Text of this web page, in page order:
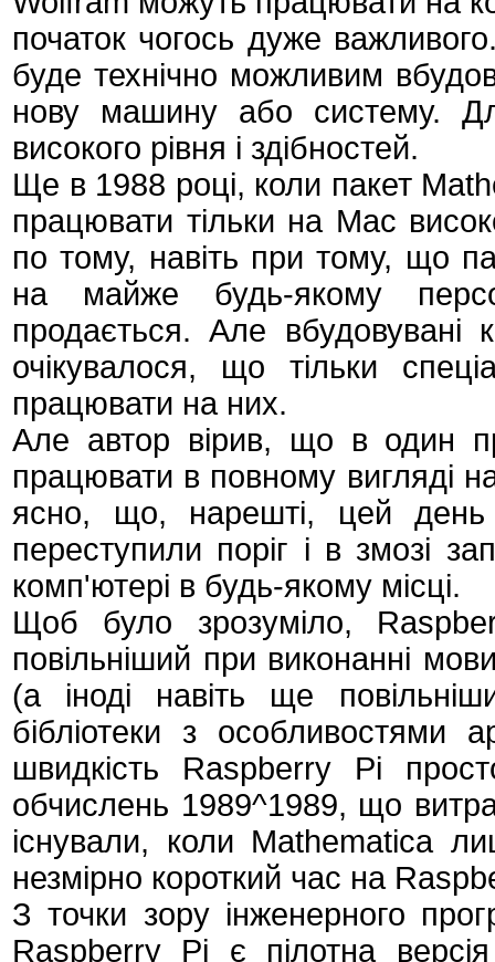
початок чогось дуже
буде технічно можливим
нову машину або систему.
високого рівня і здібностей.
Ще в 1988 році, коли пакет
працювати тільки на Mac
по тому, навіть при тому, що
на майже будь-якому
продається. Але вбудовувані
очікувалося, що тільки
працювати на них.
Але автор вірив, що в один
працювати в повному вигляді
ясно, що, нарешті, цей
переступили поріг і в змозі
комп'ютері в будь-якому місці.
Щоб було зрозуміло,
повільніший при виконанні
(а іноді навіть ще
бібліотеки з особливостями
швидкість Raspberry Pi
обчислень 1989^1989, що
існували, коли Mathematica
незмірно короткий час на
З точки зору інженерного
Raspberry Pi є пілотна